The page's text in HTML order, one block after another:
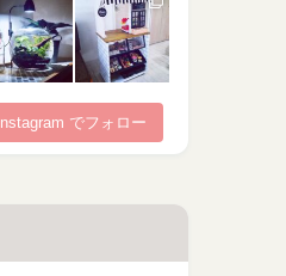
Instagram でフォロー